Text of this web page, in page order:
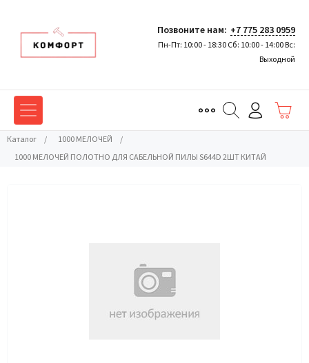
Позвоните нам: +7 775 283 0959
Пн-Пт: 10:00 - 18:30 Сб: 10:00 - 14:00 Вс:
Выходной
Каталог / 1000 МЕЛОЧЕЙ
/
1000 МЕЛОЧЕЙ ПОЛОТНО ДЛЯ САБЕЛЬНОЙ ПИЛЫ S644D 2ШТ КИТАЙ